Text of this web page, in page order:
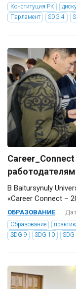
Конституция РК
Парламент
SDG 4
В Baitursynuly
«Career Connect –
ОБРАЗОВАНИЕ
Образование
SDG 9
SDG 10 SDG